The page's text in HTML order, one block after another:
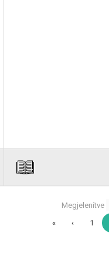
Megjelenítve
« ‹ 1